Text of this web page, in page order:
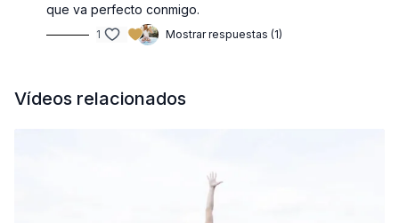
que va perfecto conmigo.
1 Mostrar respuestas (1)
Vídeos relacionados